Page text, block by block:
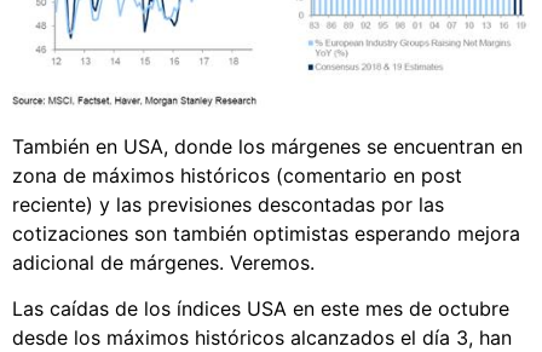
También en USA, donde los márgenes se encuentran en
zona de máximos históricos (comentario en post
reciente) y las previsiones descontadas por las
cotizaciones son también optimistas esperando mejora
adicional de márgenes. Veremos.
Las caídas de los índices USA en este mes de octubre
desde los máximos históricos alcanzados el día 3, han